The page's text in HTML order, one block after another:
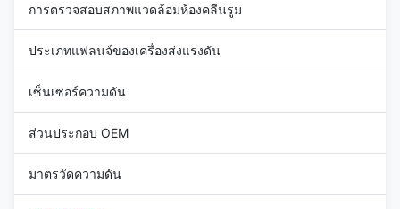
การตรวจสอบสภาพแวดล้อมห้องคลีนรูม
ประเภทแฟลนจ์ของเครื่องส่งแรงดัน
เซ็นเซอร์ความดัน
ส่วนประกอบ OEM
มาตรวัดความดัน